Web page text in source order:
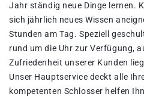
Jahr ständig neue Dinge lernen.
sich jährlich neues Wissen
Stunden am Tag. Speziell
rund um die Uhr zur Verfügung,
Zufriedenheit unserer Kunden
Unser Hauptservice deckt alle
kompetenten Schlosser helfen